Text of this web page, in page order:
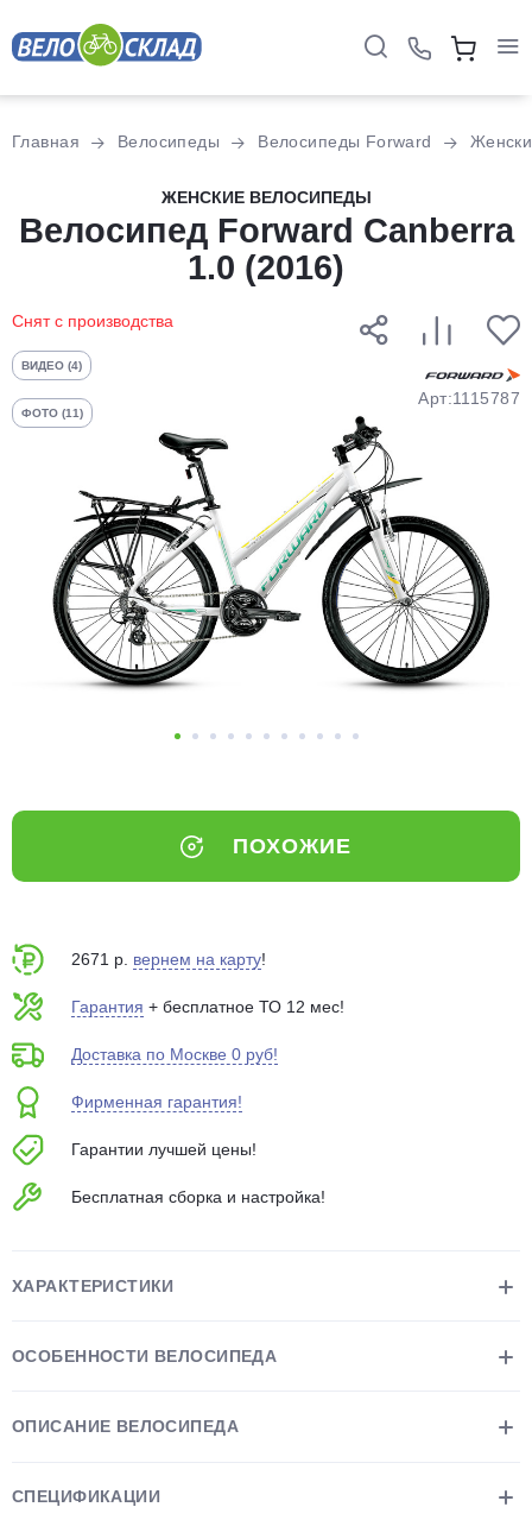
Главная Велосипеды Велосипеды Forward
ЖЕНСКИЕ ВЕЛОСИПЕДЫ
Велосипед Forward Canberra
1.0 (2016)
Снят с производства
ВИДЕО (4)
ФОТО (11)
Арт:1115787
ПОХОЖИЕ
2671 р. вернем на карту!
Гарантия + бесплатное ТО 12 мес!
Доставка по Москве 0 руб!
Фирменная гарантия!
Гарантии лучшей цены!
Бесплатная сборка и настройка!
ХАРАКТЕРИСТИКИ
ОСОБЕННОСТИ ВЕЛОСИПЕДА
ОПИСАНИЕ ВЕЛОСИПЕДА
СПЕЦИФИКАЦИИ
Разбейте
оплатуна части
без переплат
График платежей
Добавляйте товары
в корзину
Оплачивайте сегодня только
выбранный способом
Оставшиеся75% будут
Подробнее
Остались вопросы?